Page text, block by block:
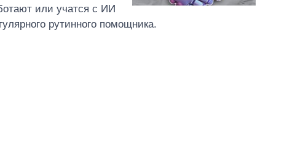
или учатся с ИИ
рутинного помощника.